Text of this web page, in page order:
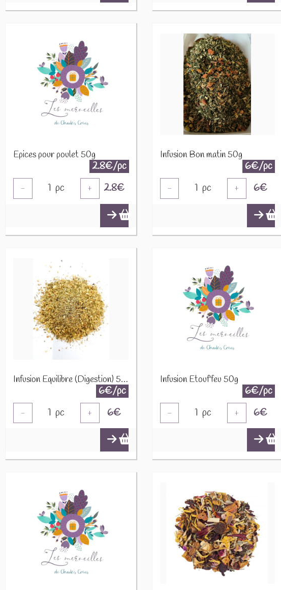
Epices pour poulet 50g
2.8€/pc
- 1 pc + 2.8€
Infusion Bon matin 50g
6€/pc
- 1 pc + 6€
Infusion Equilibre (Digestion) 50g
6€/pc
- 1 pc + 6€
Infusion Etouf'feu 50g
6€/pc
- 1 pc + 6€